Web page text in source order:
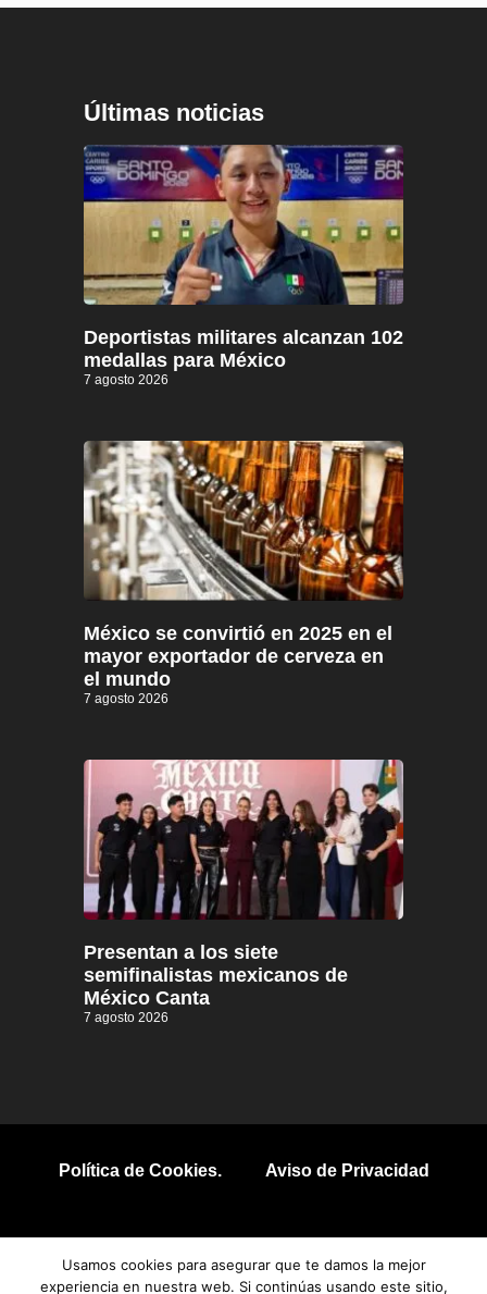
Últimas noticias
Deportistas militares alcanzan 102
medallas para México
7 agosto 2026
México se convirtió en 2025 en el
mayor exportador de cerveza en
el mundo
7 agosto 2026
Presentan a los siete
semifinalistas mexicanos de
México Canta
7 agosto 2026
Política de Cookies. Aviso de Privacidad
Usamos cookies para asegurar que te damos la mejor
experiencia en nuestra web. Si continúas usando este sitio,